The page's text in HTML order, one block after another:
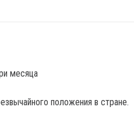
положения в стране.